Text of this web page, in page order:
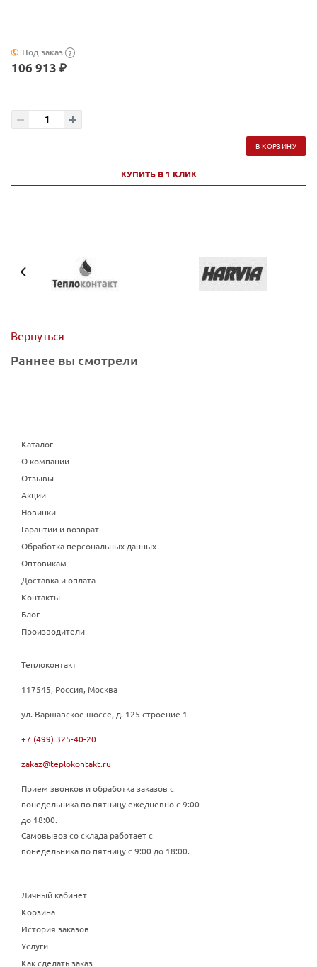
Под заказ ?
106 913 ₽
В КОРЗИНУ
КУПИТЬ В 1 КЛИК
Вернуться
Раннее вы смотрели
Каталог
О компании
Отзывы
Акции
Новинки
Гарантии и возврат
Обработка персональных данных
Оптовикам
Доставка и оплата
Контакты
Блог
Производители
Теплоконтакт
117545, Россия, Москва
ул. Варшавское шоссе, д. 125 строение 1
+7 (499) 325-40-20
zakaz@teplokontakt.ru
Прием звонков и обработка заказов с
понедельника по пятницу ежедневно с 9:00
до 18:00.
Самовывоз со склада работает с
понедельника по пятницу с 9:00 до 18:00.
Личный кабинет
Корзина
История заказов
Услуги
Как сделать заказ